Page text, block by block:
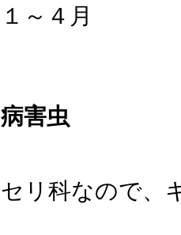
１～４月
病害虫
セリ科なので、